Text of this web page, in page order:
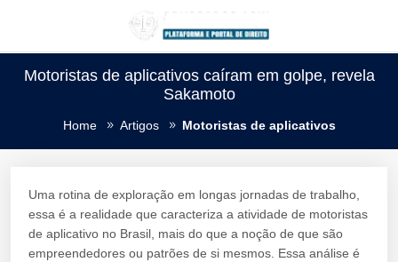
Motoristas de aplicativos caíram em golpe, revela
Sakamoto
Home Artigos Motoristas de aplicativos
Uma rotina de exploração em longas jornadas de trabalho,
essa é a realidade que caracteriza a atividade de motoristas
de aplicativo no Brasil, mais do que a noção de que são
empreendedores ou patrões de si mesmos. Essa análise é